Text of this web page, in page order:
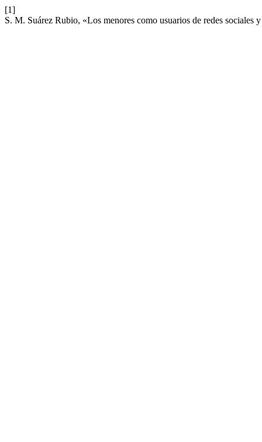
[1]
S. M. Suárez Rubio, «Los menores como usuarios de redes sociales